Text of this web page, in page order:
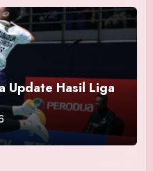
Update Hasil Liga